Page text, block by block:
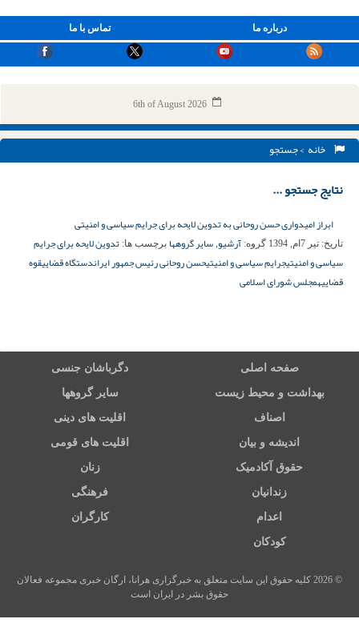
تماس با ما درباره ما
6th of August 2026
خانه > جستجو
نتایج جستجو ...
ابراز امیدواری حسن روحانی به تدوین لایحه برای جرایم سیاسی و امنیتی
تاریخ: تیر 7ام, 1394 گروه: آرشیو, سایر گروهها برچسب ها: تدوین لایحه برای جرایم
سیاسی و امنیتیجرایم سیاسی و امنیتیحسن روحانی رئیس جمهور ایراندستگاه قضاییقوه
قضاییهمجلس شورای اسلامی
صفحه اصلی دگرباشان جنسی
بهداشت و محیط زیست سایر گروهها
اصناف اقلیت های دینی
اندیشه و بیان اقلیت های قومی
حقوق آکادمیک زنان
زندانیان فرهنگی
اعدام کارگران
کودکان
© 2026 کلیه حقوق این سایت متعلق به خبرگزاری هرانا، ارگان خبری مجموعه فعالان
حقوق بشر در ایران است